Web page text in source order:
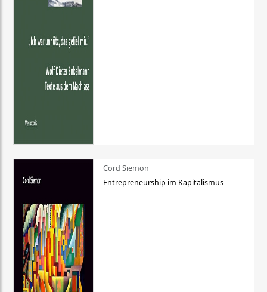
Cord Siemon
Entrepreneurship im Kapitalismus